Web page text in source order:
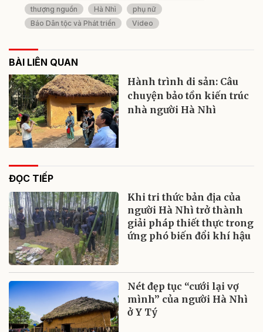
thượng nguồn
Hà Nhì
phụ nữ
Báo Dân tộc và Phát triển
Video
BÀI LIÊN QUAN
Hành trình di sản: Câu
chuyện bảo tồn kiến trúc
nhà người Hà Nhì
ĐỌC TIẾP
Khi tri thức bản địa của
người Hà Nhì trở thành
giải pháp thiết thực trong
ứng phó biến đổi khí hậu
Nét đẹp tục “cưới lại vợ
mình” của người Hà Nhì
ở Y Tý